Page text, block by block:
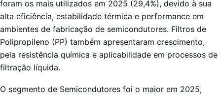
foram os mais utilizados em 2025 (29,4%), devido à sua
alta eficiência, estabilidade térmica e performance em
ambientes de fabricação de semicondutores. Filtros de
Polipropileno (PP) também apresentaram crescimento,
pela resistência química e aplicabilidade em processos de
filtração líquida.
O segmento de Semicondutores foi o maior em 2025,